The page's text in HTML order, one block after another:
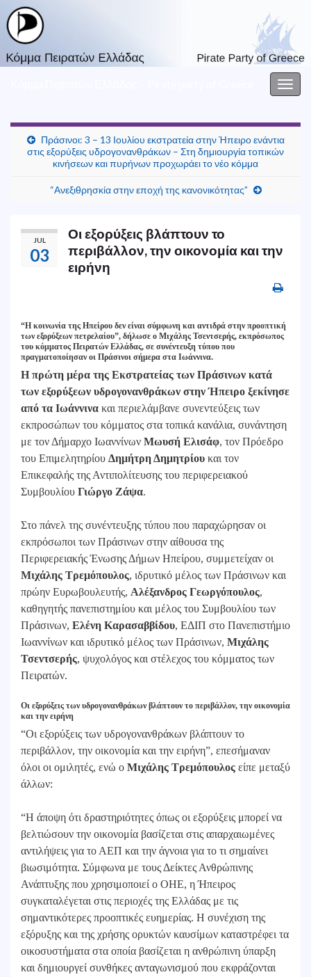
Πράσινοι: 3 – 13 Ιουλίου εκστρατεία στην Ήπειρο ενάντια
στις εξορύξεις υδρογονανθράκων – Στη δημιουργία τοπικών
κινήσεων και πυρήνων προχωράει το νέο κόμμα
“Ανεξιθρησκία στην εποχή της κανονικότητας”
JUL
03
Οι εξορύξεις βλάπτουν το
περιβάλλον, την οικονομία και την
ειρήνη
“Η κοινωνία της Ηπείρου δεν είναι σύμφωνη και αντιδρά στην προοπτική
των εξορύξεων πετρελαίου”, δήλωσε ο Μιχάλης Τσεντσερής, εκπρόσωπος
του κόμματος Πειρατών Ελλάδας, σε συνέντευξη τύπου που
πραγματοποίησαν οι Πράσινοι σήμερα στα Ιωάννινα.
Η πρώτη μέρα της Εκστρατείας των Πράσινων κατά
των εξορύξεων υδρογονανθράκων στην Ήπειρο ξεκίνησε
από τα Ιωάννινα και περιελάμβανε συνεντεύξεις των
εκπροσώπων του κόμματος στα τοπικά κανάλια, συνάντηση
με τον Δήμαρχο Ιωαννίνων Μωυσή Ελισάφ, τον Πρόεδρο
του Επιμελητηρίου Δημήτρη Δημητρίου και τον
Επικεφαλής της Αντιπολίτευσης του περιφερειακού
Συμβουλίου Γιώργο Ζάψα.
Στο πάνελ της συνέντευξης τύπου που παραχώρησαν οι
εκπρόσωποι των Πράσινων στην αίθουσα της
Περιφερειακής Ένωσης Δήμων Ηπείρου, συμμετείχαν οι
Μιχάλης Τρεμόπουλος, ιδρυτικό μέλος των Πράσινων και
πρώην Ευρωβουλευτής, Αλέξανδρος Γεωργόπουλος,
καθηγητής πανεπιστημίου και μέλος του Συμβουλίου των
Πράσινων, Ελένη Καρασαββίδου, ΕΔΙΠ στο Πανεπιστήμιο
Ιωαννίνων και ιδρυτικό μέλος των Πράσινων, Μιχάλης
Τσεντσερής, ψυχολόγος και στέλεχος του κόμματος των
Πειρατών.
Οι εξορύξεις των υδρογονανθράκων βλάπτουν το περιβάλλον, την οικονομία
και την ειρήνη
“Οι εξορύξεις των υδρογονανθράκων βλάπτουν το
περιβάλλον, την οικονομία και την ειρήνη”, επεσήμαναν
όλοι οι ομιλητές, ενώ ο Μιχάλης Τρεμόπουλος είπε μεταξύ
άλλων:
“Η άποψη ότι δραστηριότητες όπως οι εξορύξεις μπορεί να
βελτιώσουν την οικονομία βασίζεται στις απαρχαιωμένες
αντιλήψεις για το ΑΕΠ και την άγνοια για το τι σημαίνει
βιωσιμότητα. Σύμφωνα με τους Δείκτες Ανθρώπινης
Ανάπτυξης που χρησιμοποιεί ο ΟΗΕ, η Ήπειρος
συγκαταλέγεται στις περιοχές της Ελλάδας με τις
σημαντικότερες προοπτικές ευημερίας. Η συνέχιση της
εξόρυξης και της χρήσης ορυκτών καυσίμων καταστρέφει τα
οικοσυστήματα στα οποία βασίζεται η ανθρώπινη ύπαρξη
και δημιουργεί συνθήκες ανταγωνισμού που εκφράζονται